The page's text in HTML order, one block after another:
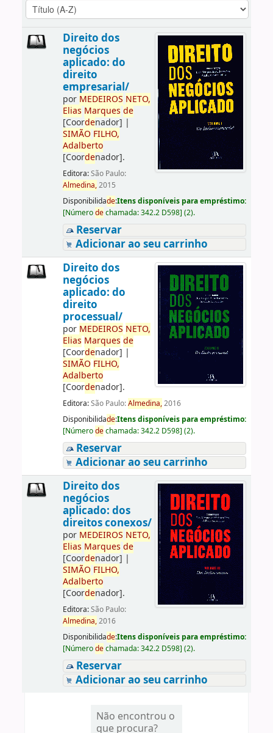
Direito dos
negócios
aplicado: do
direito
empresarial/
por MEDEIROS NETO,
Elias Marques de
[Coordenador] |
SIMÃO FILHO,
Adalberto
[Coordenador].
Editora:São Paulo:
Almedina,2015
Disponibilidade:Itens disponíveis para empréstimo:
[Númerodechamada:342.2 D598] (2).
Reservar
Adicionar ao seu carrinho
Direito dos
negócios
aplicado: do
direito
processual/
por MEDEIROS NETO,
Elias Marques de
[Coordenador] |
SIMÃO FILHO,
Adalberto
[Coordenador].
Editora:São Paulo:Almedina,2016
Disponibilidade:Itens disponíveis para empréstimo:
[Númerodechamada:342.2 D598] (2).
Reservar
Adicionar ao seu carrinho
Direito dos
negócios
aplicado: dos
direitos conexos/
por MEDEIROS NETO,
Elias Marques de
[Coordenador] |
SIMÃO FILHO,
Adalberto
[Coordenador].
Editora:São Paulo:
Almedina,2016
Disponibilidade:Itens disponíveis para empréstimo:
[Númerodechamada:342.2 D598] (2).
Reservar
Adicionar ao seu carrinho
Não encontrou o
que procura?